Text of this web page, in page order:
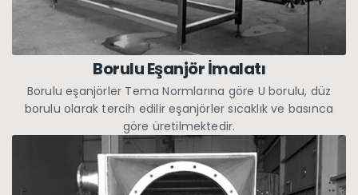
Borulu Eşanjör İmalatı
Borulu eşanjörler Tema Normlarına göre U borulu, düz
borulu olarak tercih edilir eşanjörler sıcaklık ve basınca
göre üretilmektedir.